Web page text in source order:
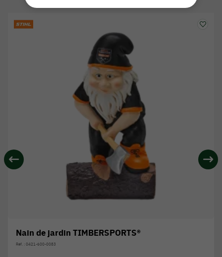
Nain de jardin TIMBERSPORTS®
Réf. : 0421-600-0083